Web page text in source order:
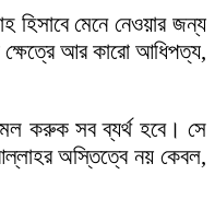
মেনে নেওয়ার জন্য
ক্ষেত্রে আর কারো আধিপত্য,
করুক সব ব্যর্থ হবে। সে
অস্তিত্বে নয় কেবল,